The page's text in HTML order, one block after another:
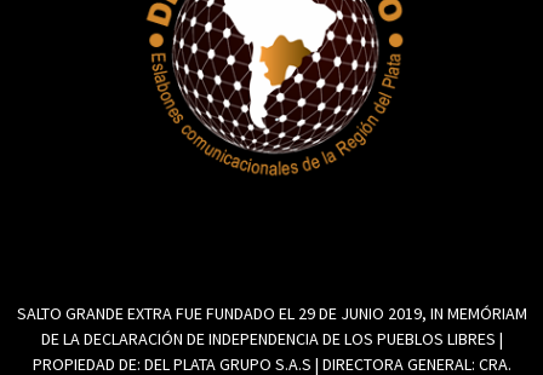
SALTO GRANDE EXTRA FUE FUNDADO EL 29 DE JUNIO 2019, IN MEMÓRIAM
DE LA DECLARACIÓN DE INDEPENDENCIA DE LOS PUEBLOS LIBRES |
PROPIEDAD DE: DEL PLATA GRUPO S.A.S | DIRECTORA GENERAL: CRA.